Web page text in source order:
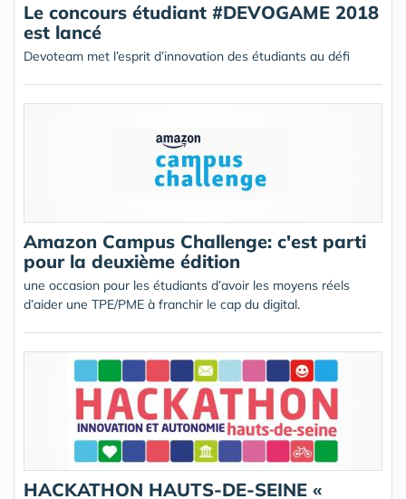
Le concours étudiant #DEVOGAME 2018
est lancé
Devoteam met l’esprit d’innovation des étudiants au défi
Amazon Campus Challenge: c'est parti
pour la deuxième édition
une occasion pour les étudiants d’avoir les moyens réels
d’aider une TPE/PME à franchir le cap du digital.
HACKATHON HAUTS-DE-SEINE «